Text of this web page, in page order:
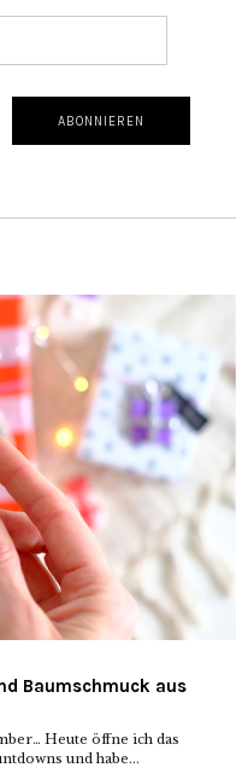
Baumschmuck aus
Heute öffne ich das
und habe...